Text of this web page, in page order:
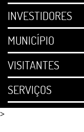
INVESTIDORES
MUNICÍPIO
VISITANTES
SERVIÇOS
>